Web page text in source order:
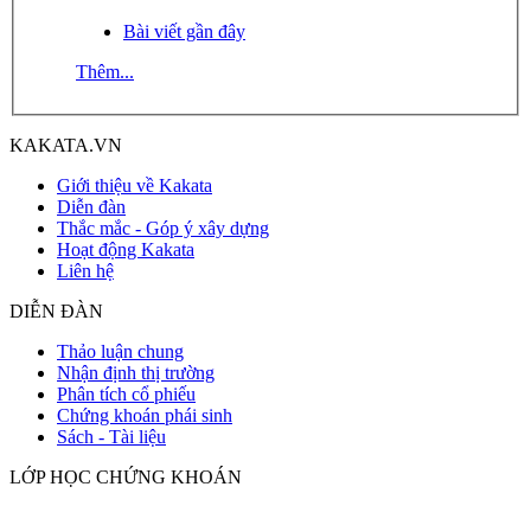
Bài viết gần đây
Thêm...
KAKATA.VN
Giới thiệu về Kakata
Diễn đàn
Thắc mắc - Góp ý xây dựng
Hoạt động Kakata
Liên hệ
DIỄN ĐÀN
Thảo luận chung
Nhận định thị trường
Phân tích cổ phiếu
Chứng khoán phái sinh
Sách - Tài liệu
LỚP HỌC CHỨNG KHOÁN